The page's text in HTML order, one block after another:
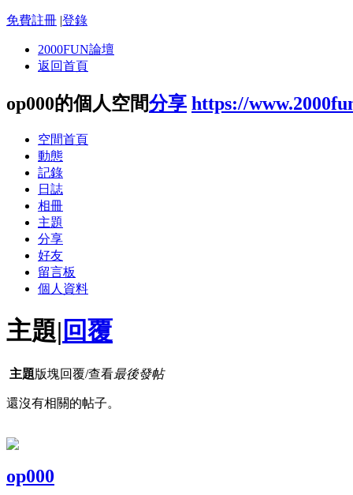
免費註冊 |登錄
2000FUN論壇
返回首頁
op000的個人空間分享 https://
空間首頁
動態
記錄
日誌
相冊
主題
分享
好友
留言板
個人資料
主題| 回覆
主題版塊回覆/查看最後發帖
還沒有相關的帖子。
op000